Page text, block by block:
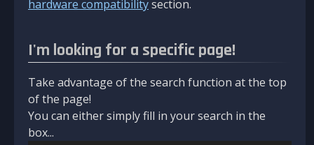
hardware compatibilitysection.
I'm looking for a specific page!
Take advantage of the search function at the top
of the page!
You can either simply fill in your search in the
box...